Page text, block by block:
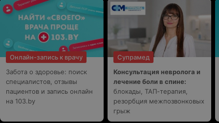
Онлайн-запись к врачу
Забота о здоровье: поиск
специалистов, отзывы
пациентов и запись онлайн
на 103.by
Супрамед
Консультация невролога и
лечение боли в спине:
блокады, ТАП-терапия,
резорбция межпозвонковых
грыж